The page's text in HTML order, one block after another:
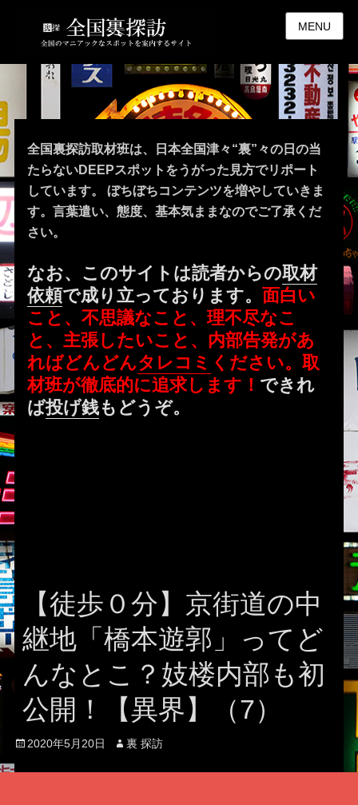
MENU
全国裏探訪取材班は、日本全国津々“裏”々の日の当
たらないDEEPスポットをうがった見方でリポート
しています。 ぼちぼちコンテンツを増やしていきま
す。言葉遣い、態度、基本気ままなのでご了承くだ
さい。
なお、このサイトは読者からの取材
依頼で成り立っております。面白い
こと、不思議なこと、理不尽なこ
と、主張したいこと、内部告発があ
ればどんどんタレコミ ください。取
材班が徹底的に追求します！ できれ
ば投げ銭もどうぞ。
【徒歩０分】京街道の中
継地「橋本遊郭」ってど
んなとこ？妓楼内部も初
公開！【異界】（7）
Posted
on
2020年5月20日 Author
裏 探訪